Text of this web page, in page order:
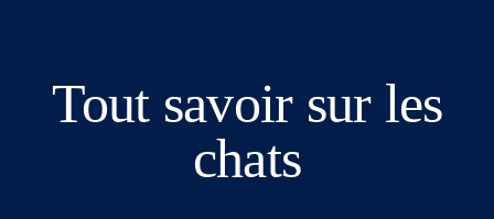
Tout savoir sur les
chats